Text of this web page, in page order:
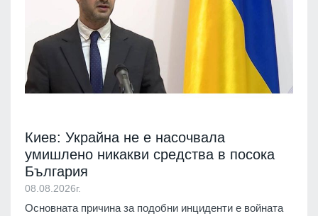
Киев: Украйна не е насочвала
умишлено никакви средства в посока
България
08.08.2026г.
Основната причина за подобни инциденти е войната